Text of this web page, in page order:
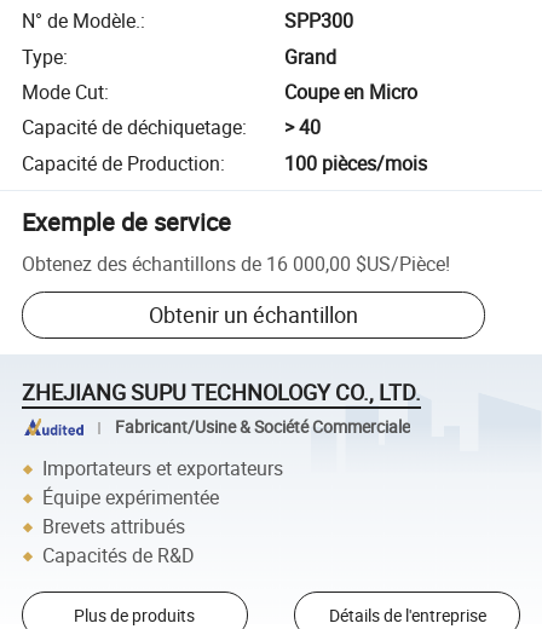
N° de Modèle.:
SPP300
Type:
Grand
Mode Cut:
Coupe en Micro
Capacité de déchiquetage:
> 40
Capacité de Production: 100 pièces/mois
Exemple de service
Obtenez des échantillons de 16 000,00 $US/Pièce!
Obtenir un échantillon
ZHEJIANG SUPU TECHNOLOGY CO., LTD.
Fabricant/Usine & Société Commerciale
Importateurs et exportateurs
Équipe expérimentée
Brevets attribués
Capacités de R&D
Plus de produits Détails de l'entreprise